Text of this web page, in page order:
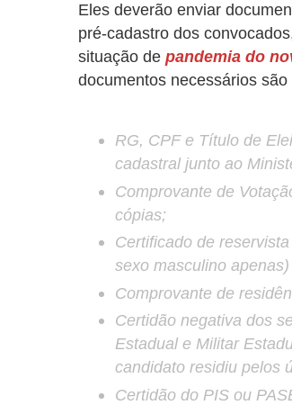
Eles deverão enviar
pré-cadastro dos
situação de pandemia do
documentos necessários
RG, CPF e Título de
cadastral junto ao
Comprovante de
cópias;
Certificado de
sexo masculino apenas)
Comprovante de
Certidão negativa dos
Estadual e Militar
candidato residiu pelos
Certidão do PIS ou